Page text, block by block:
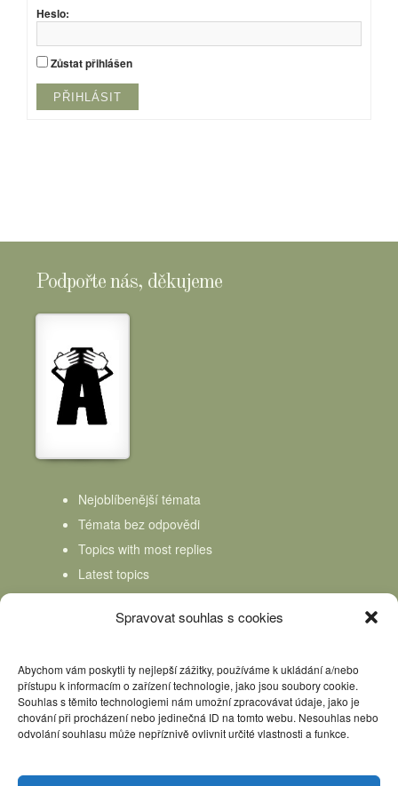
Spravovat souhlas s cookies
Abychom vám poskytli ty nejlepší zážitky, používáme k ukládání a/nebo
přístupu k informacím o zařízení technologie, jako jsou soubory cookie.
Souhlas s těmito technologiemi nám umožní zpracovávat údaje, jako je
chování při procházení nebo jedinečná ID na tomto webu. Nesouhlas nebo
odvolání souhlasu může nepříznivě ovlivnit určité vlastnosti a funkce.
Heslo:
Zůstat přihlášen
PŘIHLÁSIT
Podpořte nás, děkujeme
Nejoblíbenější témata
Témata bez odpovědi
Topics with most replies
Latest topics
Topics Freshness